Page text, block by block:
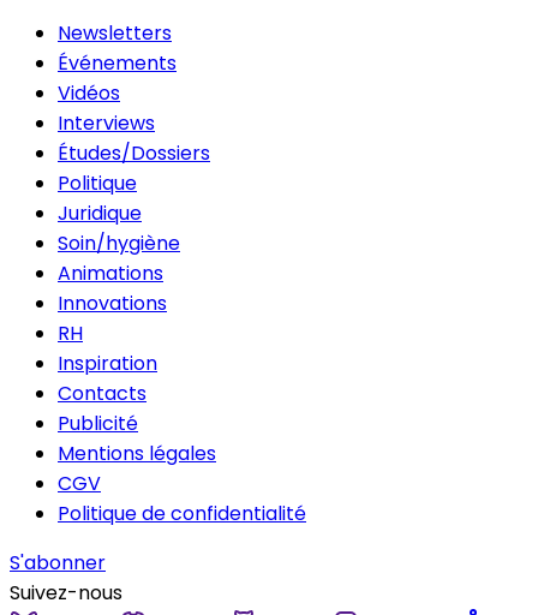
Newsletters
Événements
Vidéos
Interviews
Études/Dossiers
Politique
Juridique
Soin/hygiène
Animations
Innovations
RH
Inspiration
Contacts
Publicité
Mentions légales
CGV
Politique de confidentialité
S'abonner
Suivez-nous